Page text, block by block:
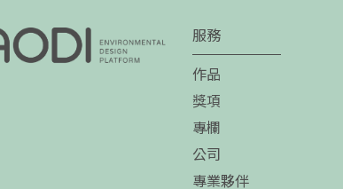
服務
作品
獎項
專欄
公司
專業夥伴